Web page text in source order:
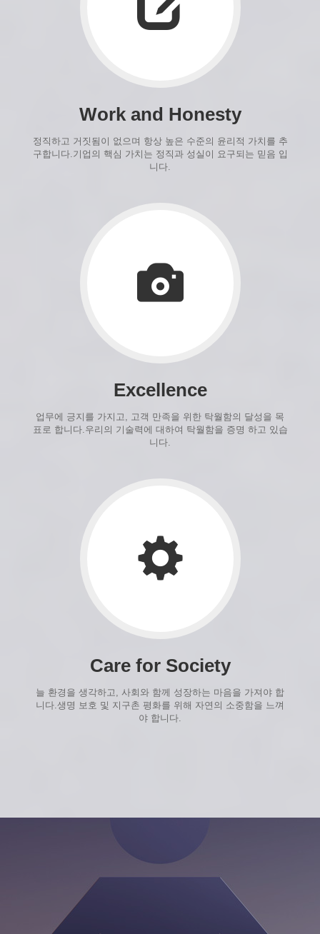
Work and Honesty
정직하고 거짓됨이 없으며 항상 높은 수준의 윤리적 가치를 추
구합니다.기업의 핵심 가치는 정직과 성실이 요구되는 믿음 입
니다.
Excellence
업무에 긍지를 가지고, 고객 만족을 위한 탁월함의 달성을 목
표로 합니다.우리의 기술력에 대하여 탁월함을 증명 하고 있습
니다.
Care for Society
늘 환경을 생각하고, 사회와 함께 성장하는 마음을 가져야 합
니다.생명 보호 및 지구촌 평화를 위해 자연의 소중함을 느껴
야 합니다.